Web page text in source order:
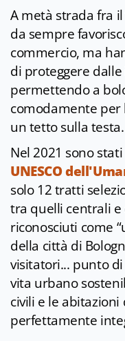
A metà strada fra il
da sempre
commercio, ma
di proteggere
permettendo a
comodamente per
un tetto sulla testa.
Nel 2021 sono
UNESCO
solo 12 tratti
tra quelli centrali
riconosciuti come
della città di
visitatori... punto
vita urbano
civili e le abitazioni
perfettamente